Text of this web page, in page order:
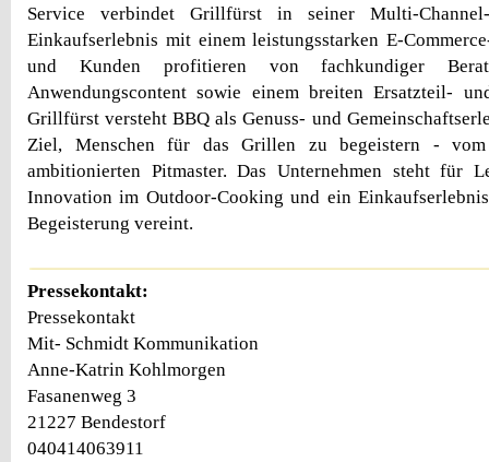
Service verbindet Grillfürst in seiner Multi-Channel-
Einkaufserlebnis mit einem leistungsstarken E-
und Kunden profitieren von fachkundiger
Anwendungscontent sowie einem breiten Ersatzteil-
Grillfürst versteht BBQ als Genuss- und
Ziel, Menschen für das Grillen zu begeistern -
ambitionierten Pitmaster. Das Unternehmen steht für
Innovation im Outdoor-Cooking und ein
Begeisterung vereint.
Pressekontakt:
Pressekontakt
Mit- Schmidt Kommunikation
Anne-Katrin Kohlmorgen
Fasanenweg 3
21227 Bendestorf
040414063911